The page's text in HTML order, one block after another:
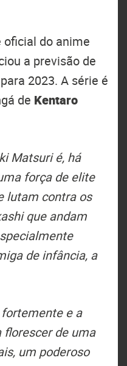
oficial do anime
a previsão de
2023. A série é
de Kentaro
Matsuri é, há
força de elite
lutam contra os
que andam
de infância, a
e a
florescer de uma
um poderoso